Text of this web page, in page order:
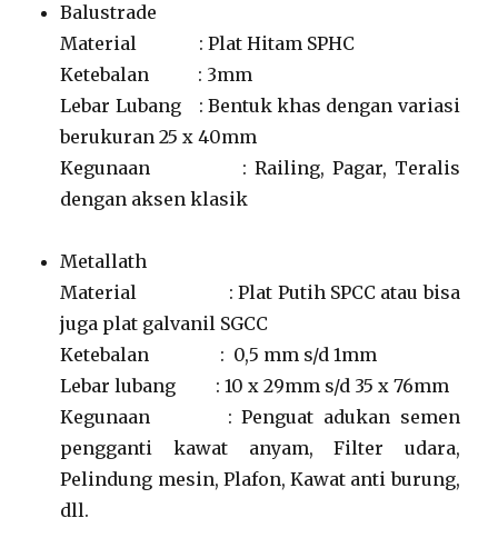
Balustrade
Material : Plat Hitam SPHC
Ketebalan : 3mm
Lebar Lubang : Bentuk khas dengan variasi
berukuran 25 x 40mm
Kegunaan : Railing, Pagar, Teralis
dengan aksen klasik
Metallath
Material : Plat Putih SPCC atau bisa
juga plat galvanil SGCC
Ketebalan : 0,5 mm s/d 1mm
Lebar lubang : 10 x 29mm s/d 35 x 76mm
Kegunaan : Penguat adukan semen
pengganti kawat anyam, Filter udara,
Pelindung mesin, Plafon, Kawat anti burung,
dll.